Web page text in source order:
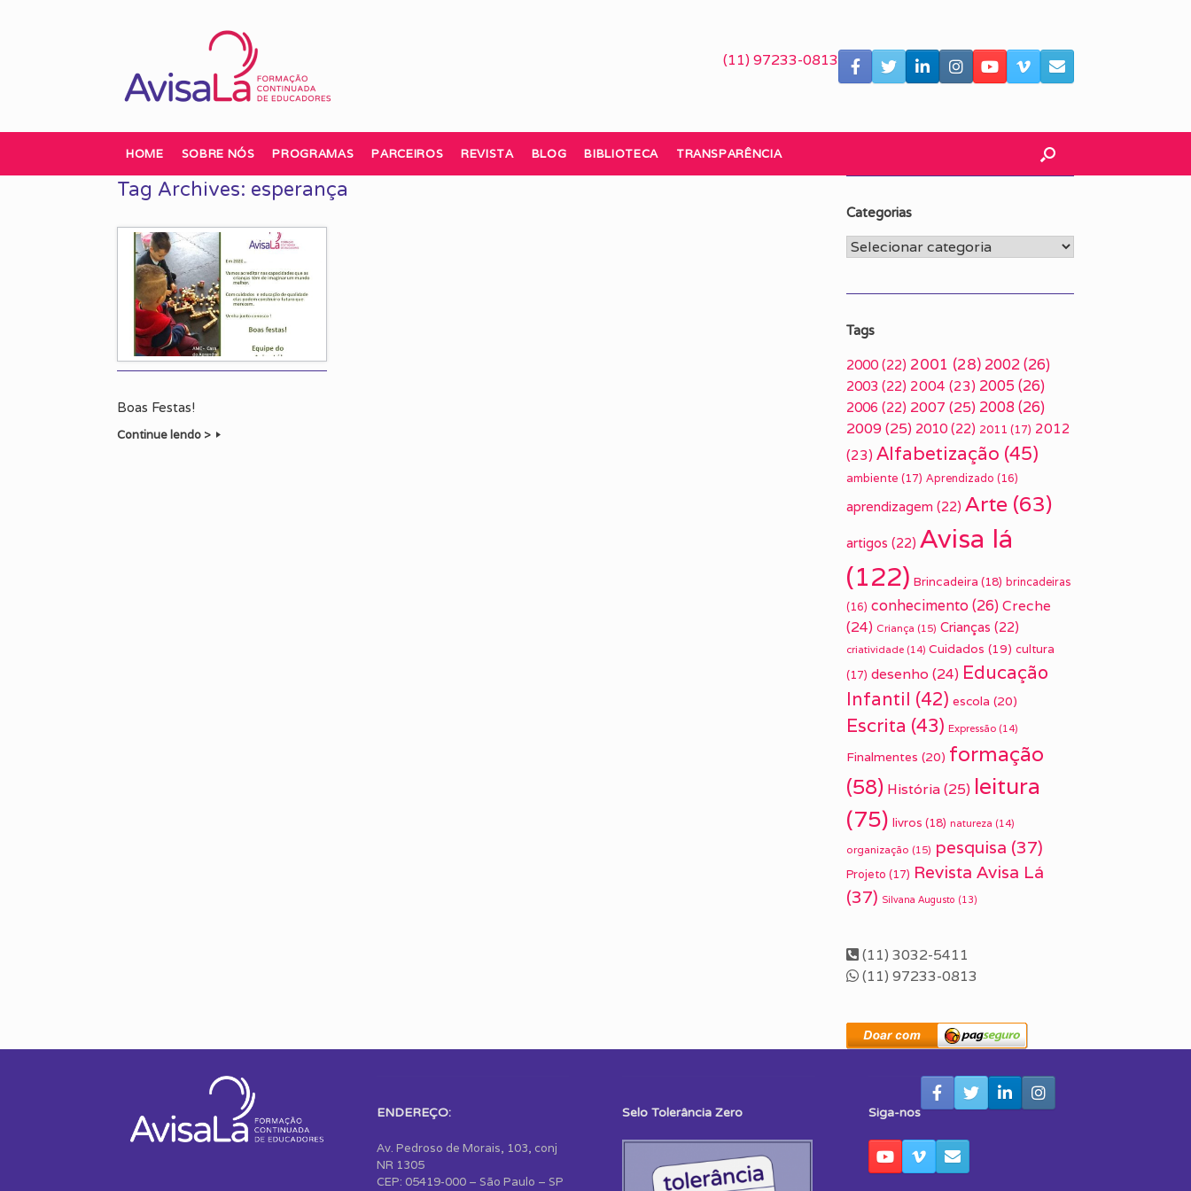
(11) 97233-0813
HOME SOBRE NÓS PROGRAMAS PARCEIROS REVISTA BLOG BIBLIOTECA TRANSPARÊNCIA
Tag Archives: esperança
Boas Festas!
Continue lendo >
Categorias
Categorias
Tags
2000 (22) 2001 (28) 2002(26)
2003 (22) 2004 (23) 2005 (26)
2006 (22) 2007 (25) 2008(26)
2009(25) 2010 (22) 2011 (17) 2012
(23) Alfabetização (45)
ambiente (17) Aprendizado (16)
aprendizagem (22) Arte (63)
artigos (22) Avisa lá
(122) Brincadeira (18) brincadeiras
(16) conhecimento(26) Creche
(24) Criança (15) Crianças (22)
criatividade (14) Cuidados (19) cultura
(17) desenho (24) Educação
Infantil (42) escola (20)
Escrita (43) Expressão (14)
Finalmentes (20) formação
(58) História(25) leitura
(75) livros (18) natureza (14)
organização (15) pesquisa (37)
Projeto (17) Revista Avisa Lá
(37) Silvana Augusto (13)
(11) 3032-5411
(11) 97233-0813
ENDEREÇO:
Av. Pedroso de Morais, 103, conj
NR 1305
CEP: 05419-000 – São Paulo – SP
Selo Tolerância Zero Siga-nos